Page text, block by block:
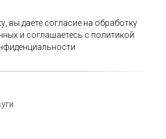
вы даете согласие на обработку
и соглашаетесь c политикой